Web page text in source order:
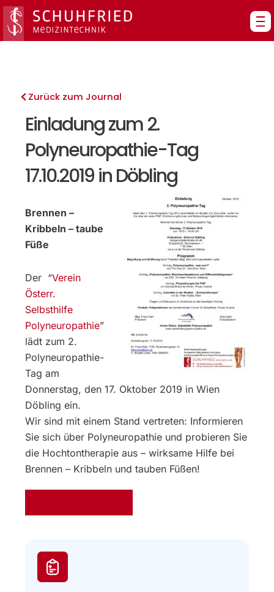
Zum
Inhalt
springen
Zurück zum Journal
Einladung zum 2.
Polyneuropathie-Tag
17.10.2019 in Döbling
Brennen –
Kribbeln – taube
Füße
Der “Verein
Österr.
Selbsthilfe
Polyneuropathie”
lädt zum 2.
Polyneuropathie-
Tag am
Donnerstag, den 17. Oktober 2019 in Wien
Döbling ein.
Wir sind mit einem Stand vertreten: Informieren
Sie sich über Polyneuropathie und probieren Sie
die Hochtontherapie aus – wirksame Hilfe bei
Brennen – Kribbeln und tauben Füßen!